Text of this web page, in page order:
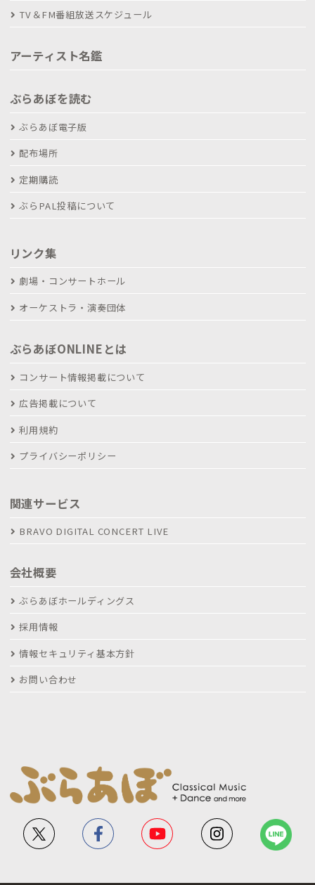
TV＆FM番組放送スケジュール
アーティスト名鑑
ぶらあぼを読む
ぶらあぼ電子版
配布場所
定期購読
ぶらPAL投稿について
リンク集
劇場・コンサートホール
オーケストラ・演奏団体
ぶらあぼONLINEとは
コンサート情報掲載について
広告掲載について
利用規約
プライバシーポリシー
関連サービス
BRAVO DIGITAL CONCERT LIVE
会社概要
ぶらあぼホールディングス
採用情報
情報セキュリティ基本方針
お問い合わせ